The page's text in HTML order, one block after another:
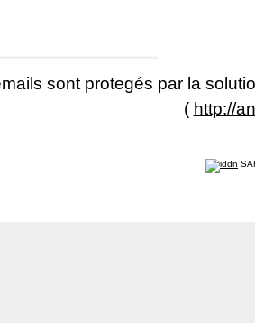
sont protegés par la
( http://